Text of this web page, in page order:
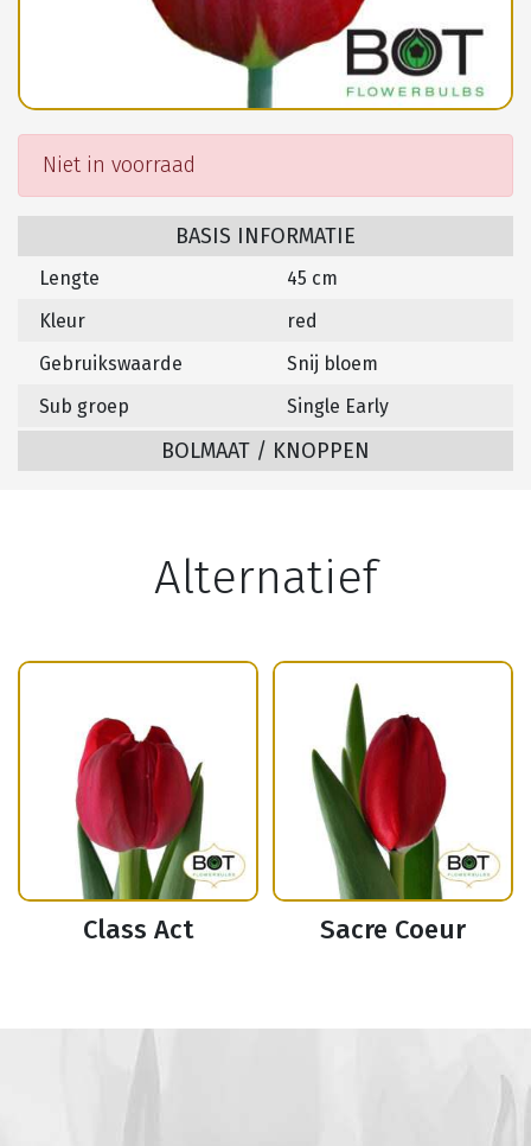
Niet in voorraad
BASIS INFORMATIE
Lengte
45 cm
Kleur
red
Gebruikswaarde
Snij bloem
Sub groep
Single Early
BOLMAAT / KNOPPEN
Alternatief
Class Act Sacre Coeur